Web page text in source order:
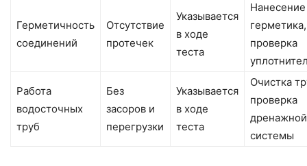
Герметичность
соединений
Отсутствие
протечек
Указывается
в ходе
теста
Нанесение
герметика,
проверка
Работа
водосточных
труб
Без
засоров и
перегрузки
Указывается
в ходе
теста
Очистка
проверка
дренажной
системы